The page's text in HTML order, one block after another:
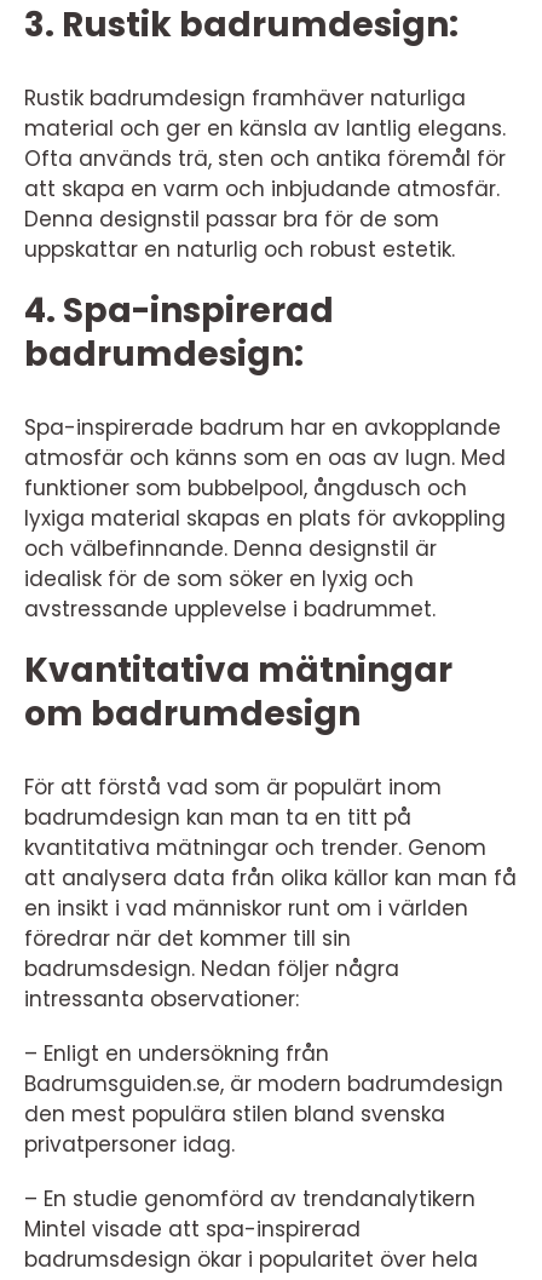
3. Rustik badrumdesign:
Rustik badrumdesign framhäver naturliga
material och ger en känsla av lantlig elegans.
Ofta används trä, sten och antika föremål för
att skapa en varm och inbjudande atmosfär.
Denna designstil passar bra för de som
uppskattar en naturlig och robust estetik.
4. Spa-inspirerad
badrumdesign:
Spa-inspirerade badrum har en avkopplande
atmosfär och känns som en oas av lugn. Med
funktioner som bubbelpool, ångdusch och
lyxiga material skapas en plats för avkoppling
och välbefinnande. Denna designstil är
idealisk för de som söker en lyxig och
avstressande upplevelse i badrummet.
Kvantitativa mätningar
om badrumdesign
För att förstå vad som är populärt inom
badrumdesign kan man ta en titt på
kvantitativa mätningar och trender. Genom
att analysera data från olika källor kan man få
en insikt i vad människor runt om i världen
föredrar när det kommer till sin
badrumsdesign. Nedan följer några
intressanta observationer:
– Enligt en undersökning från
Badrumsguiden.se, är modern badrumdesign
den mest populära stilen bland svenska
privatpersoner idag.
– En studie genomförd av trendanalytikern
Mintel visade att spa-inspirerad
badrumsdesign ökar i popularitet över hela